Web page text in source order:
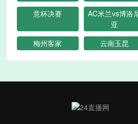
意杯决赛
AC米兰vs博洛
亚
梅州客家 云南玉昆